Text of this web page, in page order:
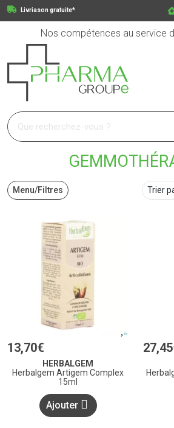
Livriason gratuite*
Nos compétences au service
Pharmagroupe Votre pharmacie en
Menu/Filtres
13,70€
HERBALGEM
Herbalgem Artigem Complex
15ml
Ajouter
27,45